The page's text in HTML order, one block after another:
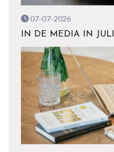
07-07-2026
IN DE MEDIA IN JULI